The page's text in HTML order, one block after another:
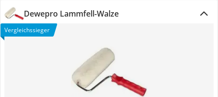
Dewepro Lammfell-Walze
Vergleichssieger